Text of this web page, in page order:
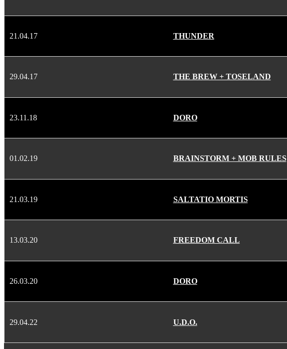
21.04.17 THUNDER
29.04.17 THE BREW + TOSELAND
23.11.18 DORO
01.02.19 BRAINSTORM + MOB RULES
21.03.19 SALTATIO MORTIS
13.03.20 FREEDOM CALL
26.03.20 DORO
29.04.22 U.D.O.